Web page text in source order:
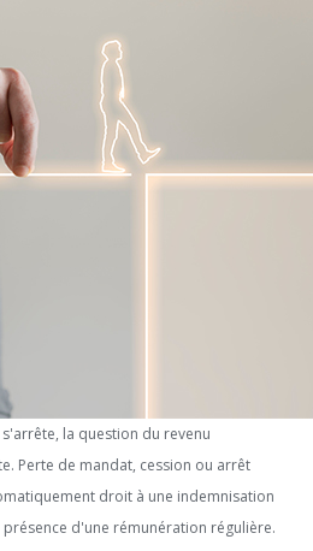
la question du revenu
Perte de mandat, cession ou arrêt
droit à une indemnisation
d'une rémunération régulière.